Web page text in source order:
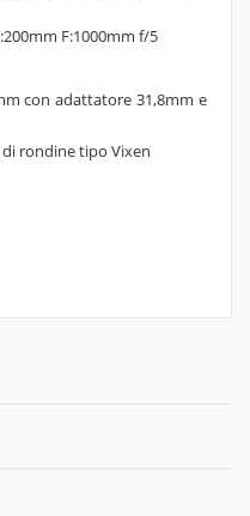
F:1000mm f/5
con adattatore 31,8mm e
rondine tipo Vixen